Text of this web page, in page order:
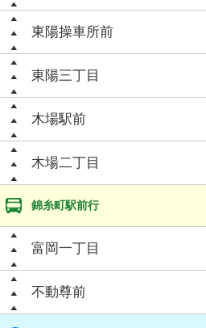
東陽操車所前
東陽三丁目
木場駅前
木場二丁目
錦糸町駅前行
富岡一丁目
不動尊前